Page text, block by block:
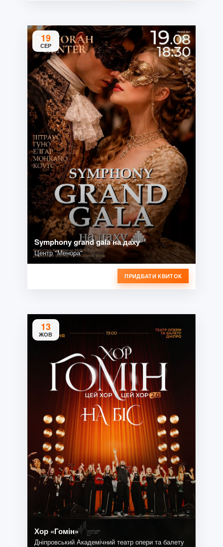
19
СЕР
Symphony grand gala на даху
Центр "Менора"
ПРИДБАТИ КВИТОК
13
ЖОВ
Хор «Гомін»
Дніпровський Академічний театр опери та балету